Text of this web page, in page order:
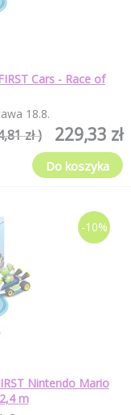
Cars - Race of
18.8.
229,33 zł
zł )
Do koszyka
-10%
Nintendo Mario
m